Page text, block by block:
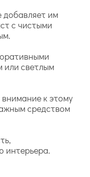
добавляет им
с чистыми
или светлым
к этому
средством
интерьера.